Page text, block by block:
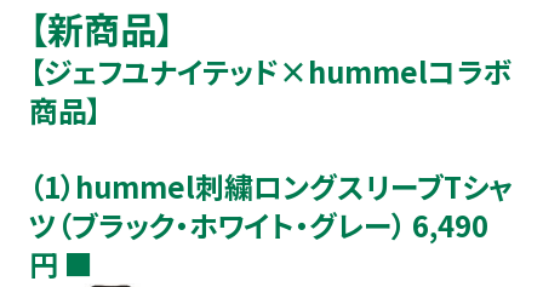
【新商品】
【ジェフユナイテッド×hummelコラボ
商品】
（1）hummel刺繍ロングスリーブTシャ
ツ（ブラック・ホワイト・グレー） 6,490
円 ■